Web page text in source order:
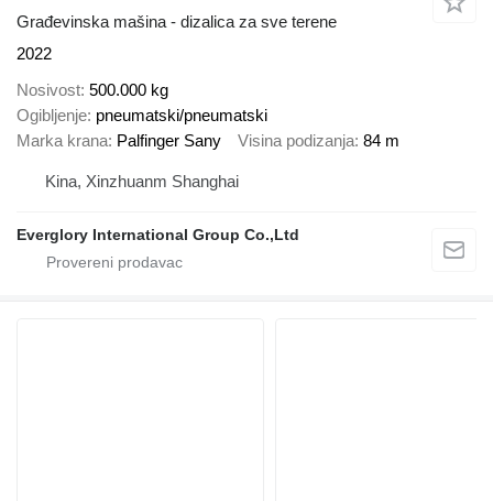
Građevinska mašina - dizalica za sve terene
2022
Nosivost 500.000 kg
Ogibljenje pneumatski/pneumatski
Marka krana Palfinger Sany Visina podizanja 84 m
Kina, Xinzhuanm Shanghai
Everglory International Group Co.,Ltd